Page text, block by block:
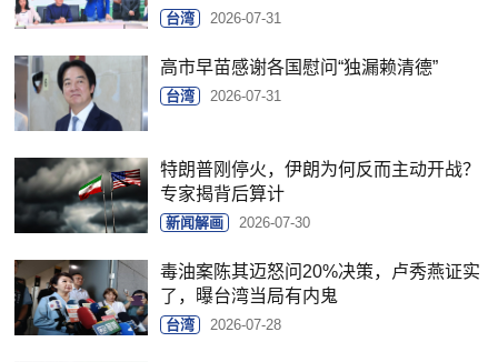
台湾 2026-07-31
高市早苗感谢各国慰问“独漏赖清德”
台湾 2026-07-31
特朗普刚停火，伊朗为何反而主动开战？
专家揭背后算计
新闻解画 2026-07-30
毒油案陈其迈怒问20%决策，卢秀燕证实
了，曝台湾当局有内鬼
台湾 2026-07-28